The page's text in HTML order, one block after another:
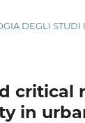
DEGLI
critical
in